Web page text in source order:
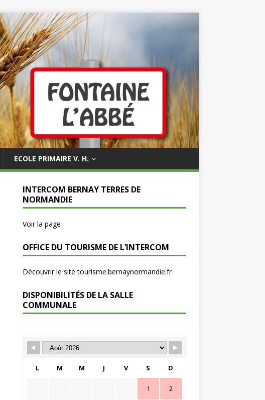
ECOLE PRIMAIRE V. H.
INTERCOM BERNAY TERRES DE
NORMANDIE
Voir la page
OFFICE DU TOURISME DE L’INTERCOM
Découvrir le site tourisme.bernaynormandie.fr
DISPONIBILITÉS DE LA SALLE
COMMUNALE
L M M J V S D
1 2